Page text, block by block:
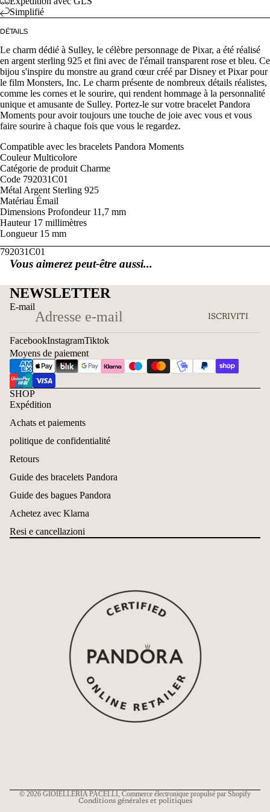
Simplifié
DÉTAILS
Le charm dédié à Sulley, le célèbre personnage de Pixar, a été réalisé
en argent sterling 925 et fini avec de l'émail transparent rose et bleu. Ce
bijou s'inspire du monstre au grand cœur créé par Disney et Pixar pour
le film Monsters, Inc. Le charm présente de nombreux détails réalistes,
comme les cornes et le sourire, qui rendent hommage à la personnalité
unique et amusante de Sulley. Portez-le sur votre bracelet Pandora
Moments pour avoir toujours une touche de joie avec vous et vous
faire sourire à chaque fois que vous le regardez.
Compatible avec les bracelets Pandora Moments
Couleur Multicolore
Catégorie de produit Charme
Code 792031C01
Métal Argent Sterling 925
Matériau Émail
Dimensions Profondeur 11,7 mm
Hauteur 17 millimètres
Longueur 15 mm
792031C01
Vous aimerez peut-être aussi...
NEWSLETTER
E-mail
ISCRIVITI
FacebookInstagramTiktok
Moyens de paiement
SHOP
Expédition
Achats et paiements
politique de confidentialité
Retours
Guide des bracelets Pandora
Guide des bagues Pandora
Achetez avec Klarna
Resi e cancellazioni
© 2026 GIOIELLERIA PACELLI, Commerce électronique propulsé par Shopify
Conditions générales et politiques
Politique de remboursement